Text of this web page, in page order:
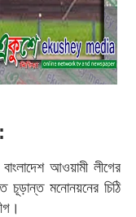
আওয়ামী লীগের
চূড়ান্ত মনোনয়নের চিঠি